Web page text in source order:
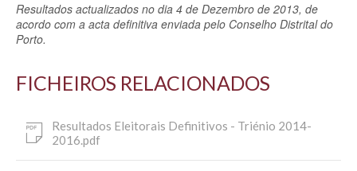
Resultados actualizados no dia 4 de Dezembro de 2013, de
acordo com a acta definitiva enviada pelo Conselho Distrital do
Porto.
FICHEIROS RELACIONADOS
Resultados Eleitorais Definitivos - Triénio 2014-
2016.pdf